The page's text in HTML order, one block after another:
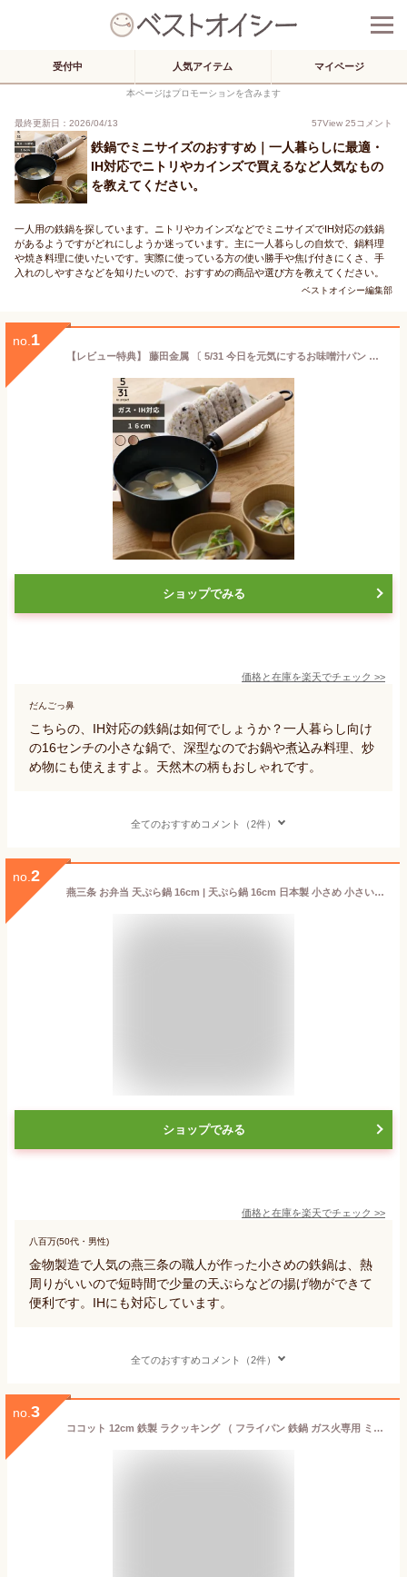
受付中 人気アイテム マイページ
本ページはプロモーションを含みます
最終更新日：2026/04/13 57View 25コメント
鉄鍋でミニサイズのおすすめ｜一人暮らしに最適・
IH対応でニトリやカインズで買えるなど人気なもの
を教えてください。
一人用の鉄鍋を探しています。ニトリやカインズなどでミニサイズでIH対応の鉄鍋
があるようですがどれにしようか迷っています。主に一人暮らしの自炊で、鍋料理
や焼き料理に使いたいです。実際に使っている方の使い勝手や焦げ付きにくさ、手
入れのしやすさなどを知りたいので、おすすめの商品や選び方を教えてください。
ベストオイシー編集部
no. 1
【レビュー特典】 藤田金属 〔 5/31 今日を元気にするお味噌汁パン 〕 16cm 鍋 片手鍋 鉄鍋 味噌汁鍋 味噌汁 鉄器 小鍋 小さい なべ ナベ ガス ih対応 鉄分 補給 天然木 フェムテック おしゃれ ブナ ウォルナット 28811283 28811284 FUJITA KINZOKU 日本製
ショップでみる
価格と在庫を楽天でチェック >>
だんごっ鼻
こちらの、IH対応の鉄鍋は如何でしょうか？一人暮らし向け
の16センチの小さな鍋で、深型なのでお鍋や煮込み料理、炒
め物にも使えますよ。天然木の柄もおしゃれです。
全てのおすすめコメント（2件）
no. 2
燕三条 お弁当 天ぷら鍋 16cm | 天ぷら鍋 16cm 日本製 小さめ 小さい 蓋付き フタ 鉄鍋 揚げ鍋 ガス火 IH対応 鍋 キッチン 便利 揚げ物 調理道具 注ぎ口 弁当 朝食 天ぷら 鉄製 天ぷら フライ鍋 揚げなべ 片手鍋 調理器具 台所用品 一人暮らし 少量
ショップでみる
価格と在庫を楽天でチェック >>
八百万(50代・男性)
金物製造で人気の燕三条の職人が作った小さめの鉄鍋は、熱
周りがいいので短時間で少量の天ぷらなどの揚げ物ができて
便利です。IHにも対応しています。
全てのおすすめコメント（2件）
no. 3
ココット 12cm 鉄製 ラクッキング （ フライパン 鉄鍋 ガス火専用 ミニココット グリルプレート スキレット 小鍋 小さい 片手 鍋 ブラック 調理用品 調理器具 キッチン用品 ） 【3980円以上送料無料】